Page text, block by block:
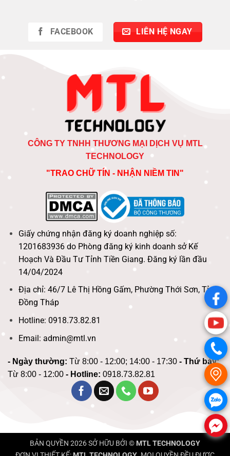
FACEBOOK LIÊN HỆ NGAY
CÔNG TY TNHH THƯƠNG MẠI DỊCH VỤ MTL
TECHNOLOGY
"TRAO CHỮ TÍN - NHẬN NIỀM TIN"
Giấy chứng nhận đăng ký doanh nghiệp số:
1201683936 do Phòng đăng ký kinh doanh sở Kế
Hoạch Và Đầu Tư Tỉnh Tiền Giang. Đăng ký lần đầu
14/04/2024
Địa chỉ: 46/7 Lê Thị Hồng Gấm, Phường Thới Sơn, Tỉnh
Đồng Tháp
Hotline: 0918.73.82.81
Email: admin@mtl.vn
- Ngày thường: Từ 8:00 - 12:00; 14:00 - 17:30 - Thứ bảy:
Từ 8:00 - 12:00 - Hotline: 0918.73.82.81
BẢN QUYỀN 2026 SỞ HỮU BỞI © MTL TECHNOLOGY
.
.
.
.
.
.